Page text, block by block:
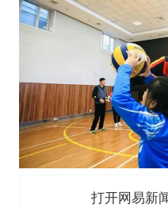
打开网易新